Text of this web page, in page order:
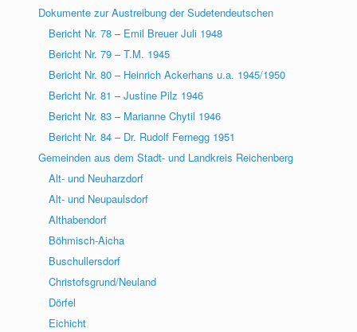
Dokumente zur Austreibung der Sudetendeutschen
Bericht Nr. 78 – Emil Breuer Juli 1948
Bericht Nr. 79 – T.M. 1945
Bericht Nr. 80 – Heinrich Ackerhans u.a. 1945/1950
Bericht Nr. 81 – Justine Pilz 1946
Bericht Nr. 83 – Marianne Chytil 1946
Bericht Nr. 84 – Dr. Rudolf Fernegg 1951
Gemeinden aus dem Stadt- und Landkreis Reichenberg
Alt- und Neuharzdorf
Alt- und Neupaulsdorf
Althabendorf
Böhmisch-Aicha
Buschullersdorf
Christofsgrund/Neuland
Dörfel
Eichicht